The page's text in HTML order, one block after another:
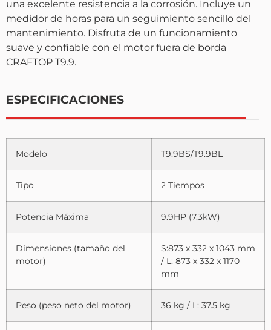
una excelente resistencia a la corrosión. Incluye un
medidor de horas para un seguimiento sencillo del
mantenimiento. Disfruta de un funcionamiento
suave y confiable con el motor fuera de borda
CRAFTOP T9.9.
ESPECIFICACIONES
Modelo T9.9BS/T9.9BL
Tipo 2 Tiempos
Potencia Máxima 9.9HP (7.3kW)
Dimensiones (tamaño del
motor)
S:873 x 332 x 1043 mm
/ L: 873 x 332 x 1170
mm
Peso (peso neto del motor) 36 kg / L: 37.5 kg